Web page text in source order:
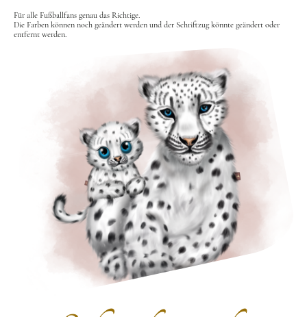
Für alle Fußballfans genau das Richtige.
Die Farben können noch geändert werden und der Schriftzug könnte geändert oder
entfernt werden.